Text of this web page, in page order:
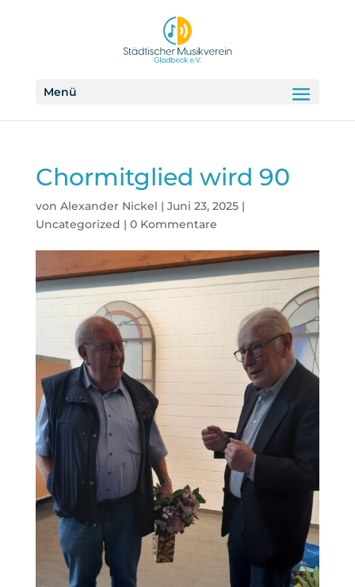
Menü
Chormitglied wird 90
von Alexander Nickel | Juni 23, 2025|
Uncategorized | 0 Kommentare